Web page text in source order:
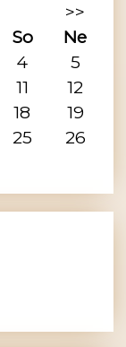
>>
So
Ne
4
5
11
12
18
19
25
26